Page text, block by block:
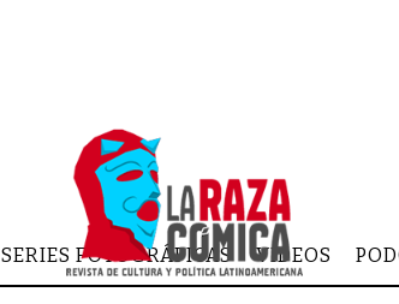
SERIES FOTOGRÁFICAS VIDEOS